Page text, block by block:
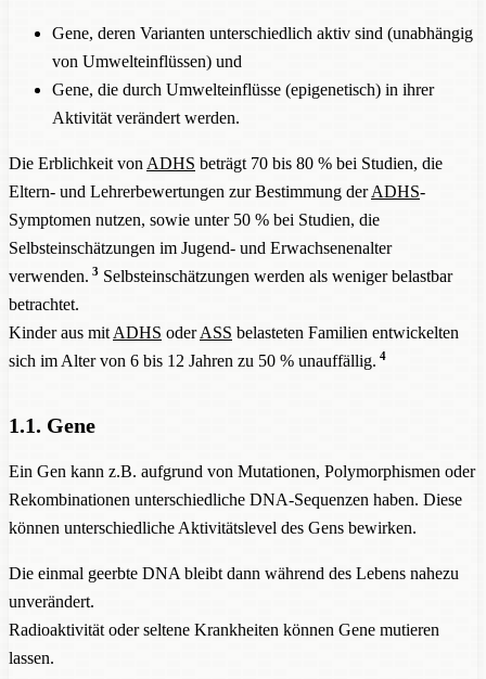
Gene, deren Varianten unterschiedlich aktiv sind (unabhängig
von Umwelteinflüssen) und
Gene, die durch Umwelteinflüsse (epigenetisch) in ihrer
Aktivität verändert werden.
Die Erblichkeit von ADHS beträgt 70 bis 80 % bei Studien, die
Eltern- und Lehrerbewertungen zur Bestimmung derADHS-
Symptomen nutzen, sowie unter 50 % bei Studien, die
Selbsteinschätzungen im Jugend- und Erwachsenenalter
verwenden. 3 Selbsteinschätzungen werden als weniger belastbar
betrachtet.
Kinder aus mit ADHS oderASS belasteten Familien entwickelten
sich im Alter von 6 bis 12 Jahren zu 50 % unauffällig. 4
1.1. Gene
Ein Gen kann z.B. aufgrund von Mutationen, Polymorphismen oder
Rekombinationen unterschiedliche DNA-Sequenzen haben. Diese
können unterschiedliche Aktivitätslevel des Gens bewirken.
Die einmal geerbte DNA bleibt dann während des Lebens nahezu
unverändert.
Radioaktivität oder seltene Krankheiten können Gene mutieren
lassen.